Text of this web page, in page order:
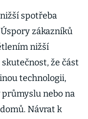
zatím nehrozí
spotřeba
zákazníků
nižší
že část
technologii,
nebo na
Návrat k